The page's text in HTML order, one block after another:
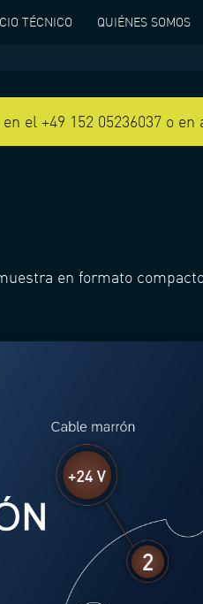
TÉCNICO QUIÉNES SOMOS
el +49 152 05236037 o
en formato